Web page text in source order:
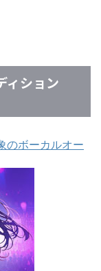
ィション
のボーカルオー